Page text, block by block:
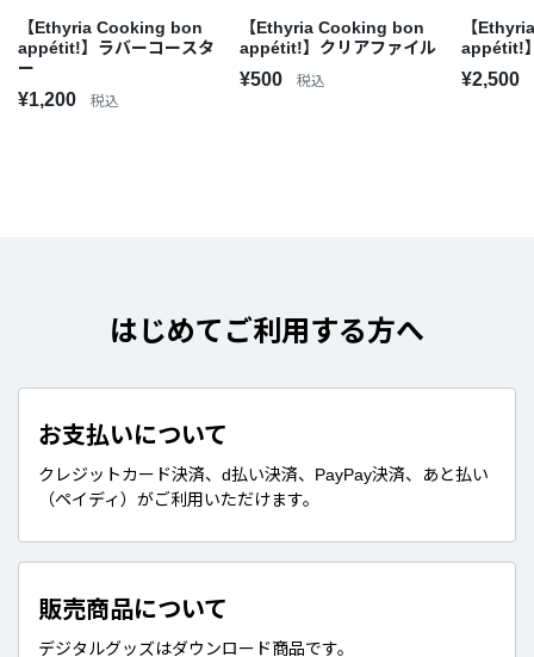
【Ethyria Cooking bon
appétit!】ラバーコースタ
ー
¥1,200 税込
【Ethyria Cooking bon
appétit!】クリアファイル
¥500 税込
【
appétit!
¥2,500
はじめてご利用する方へ
お支払いについて
クレジットカード決済、d払い決済、PayPay決済、あと払い
（ペイディ）がご利用いただけます。
販売商品について
デジタルグッズはダウンロード商品です。